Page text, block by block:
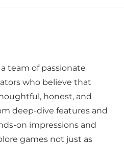
team of passionate
who believe that
honest, and
deep-dive features and
on impressions and
games not just as